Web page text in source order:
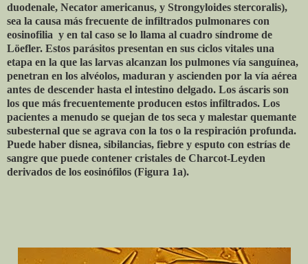
duodenale, Necator americanus, y Strongyloides stercoralis),
sea la causa más frecuente de infiltrados pulmonares con
eosinofilia y en tal caso se lo llama al cuadro síndrome de
Löefler. Estos parásitos presentan en sus ciclos vitales una
etapa en la que las larvas alcanzan los pulmones vía sanguínea,
penetran en los alvéolos, maduran y ascienden por la vía aérea
antes de descender hasta el intestino delgado. Los áscaris son
los que más frecuentemente producen estos infiltrados. Los
pacientes a menudo se quejan de tos seca y malestar quemante
subesternal que se agrava con la tos o la respiración profunda.
Puede haber disnea, sibilancias, fiebre y esputo con estrías de
sangre que puede contener cristales de Charcot-Leyden
derivados de los eosinófilos (Figura 1a).